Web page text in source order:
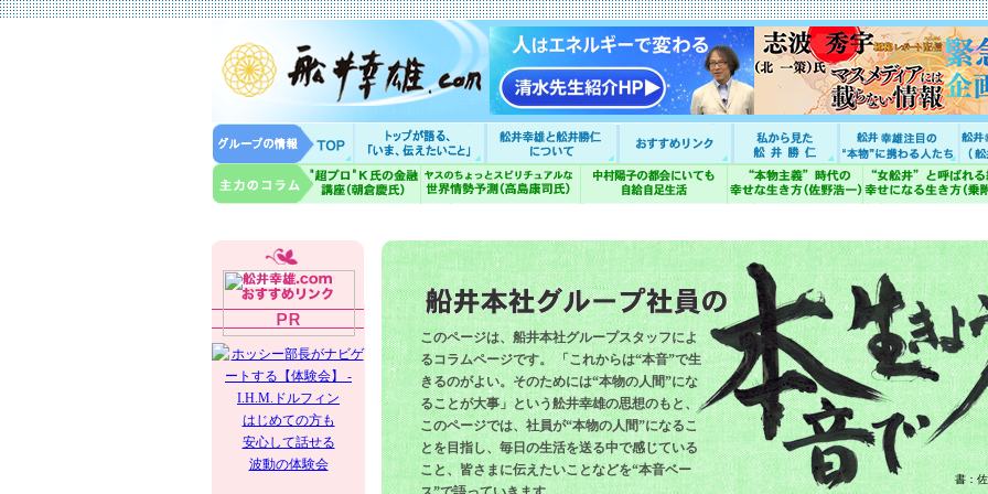
はじめての方も
安心して話せる
波動の体験会
このページは、船井本社グループスタッフによ
るコラムページです。 「これからは“本音”で生
きるのがよい。そのためには“本物の人間”にな
ることが大事」という舩井幸雄の思想のもと、
このページでは、社員が“本物の人間”になるこ
とを目指し、毎日の生活を送る中で感じている
こと、皆さまに伝えたいことなどを“本音ベー
書：